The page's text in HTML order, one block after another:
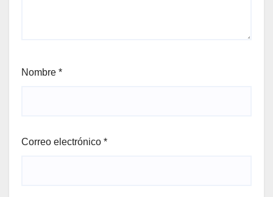
Nombre *
Correo electrónico *